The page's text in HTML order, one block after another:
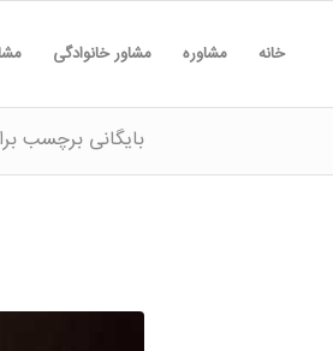
خانه مشاوره مشاور خانوادگی
بایگانی برچسب